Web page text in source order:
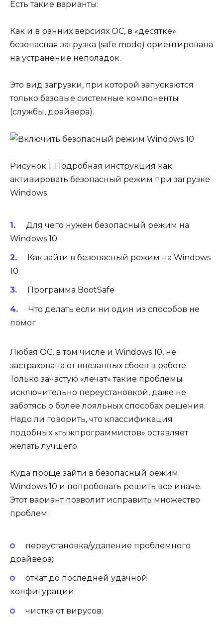
Есть такие варианты:
Как и в ранних версиях ОС, в «десятке»
безопасная загрузка (safe mode) ориентирована
на устранение неполадок.
Это вид загрузки, при которой запускаются
только базовые системные компоненты
(службы, драйвера).
Рисунок 1. Подробная инструкция как
активировать безопасный режим при загрузке
Windows
Для чего нужен безопасный режим на
Windows 10
Как зайти в безопасный режим на Windows
10
Программа BootSafe
Что делать если ни один из способов не
помог
Любая ОС, в том числе и Windows 10, не
застрахована от внезапных сбоев в работе.
Только зачастую «лечат» такие проблемы
исключительно переустановкой, даже не
заботясь о более лояльных способах решения.
Надо ли говорить, что классификация
подобных «тыжпрограммистов» оставляет
желать лучшего.
Куда проще зайти в безопасный режим
Windows 10 и попробовать решить все иначе.
Этот вариант позволит исправить множество
проблем:
переустановка/удаление проблемного
драйвера;
откат до последней удачной
конфигурации
чистка от вирусов;